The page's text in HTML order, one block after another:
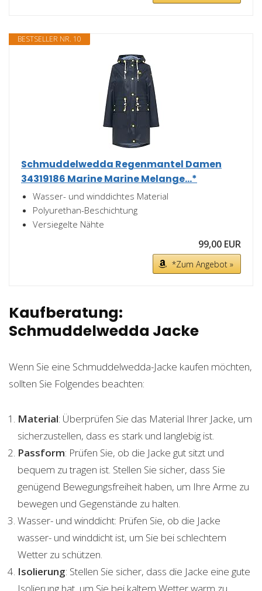
BESTSELLER NR. 10
Schmuddelwedda Regenmantel Damen
34319186 Marine Marine Melange...*
Wasser- und winddichtes Material
Polyurethan-Beschichtung
Versiegelte Nähte
99,00 EUR
*Zum Angebot »
Kaufberatung:
Schmuddelwedda Jacke
Wenn Sie eine Schmuddelwedda-Jacke kaufen möchten,
sollten Sie Folgendes beachten:
Material: Überprüfen Sie das Material Ihrer Jacke, um
sicherzustellen, dass es stark und langlebig ist.
Passform: Prüfen Sie, ob die Jacke gut sitzt und
bequem zu tragen ist. Stellen Sie sicher, dass Sie
genügend Bewegungsfreiheit haben, um Ihre Arme zu
bewegen und Gegenstände zu halten.
Wasser- und winddicht: Prüfen Sie, ob die Jacke
wasser- und winddicht ist, um Sie bei schlechtem
Wetter zu schützen.
Isolierung: Stellen Sie sicher, dass die Jacke eine gute
Isolierung hat, um Sie bei kaltem Wetter warm zu